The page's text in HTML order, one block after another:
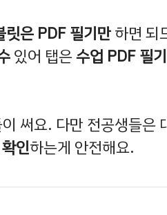
릿은 PDF 필기만하면 되
있어 탭은수업 PDF 필
써요. 다만 전공생들은
인하는게 안전해요.